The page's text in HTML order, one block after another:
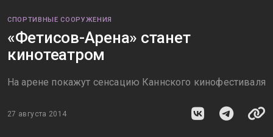
СПОРТИВНЫЕ СООРУЖЕНИЯ
«Фетисов-Арена» станет
кинотеатром
На арене покажут сенсацию Каннского кинофестиваля
27 августа 2014